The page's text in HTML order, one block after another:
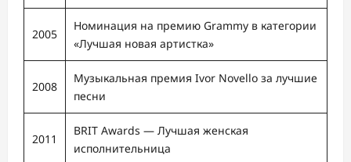
2005
Номинация на премию Grammy в категории
«Лучшая новая артистка»
2008
Музыкальная премия Ivor Novello за лучшие
песни
2011
BRIT Awards — Лучшая женская
исполнительница